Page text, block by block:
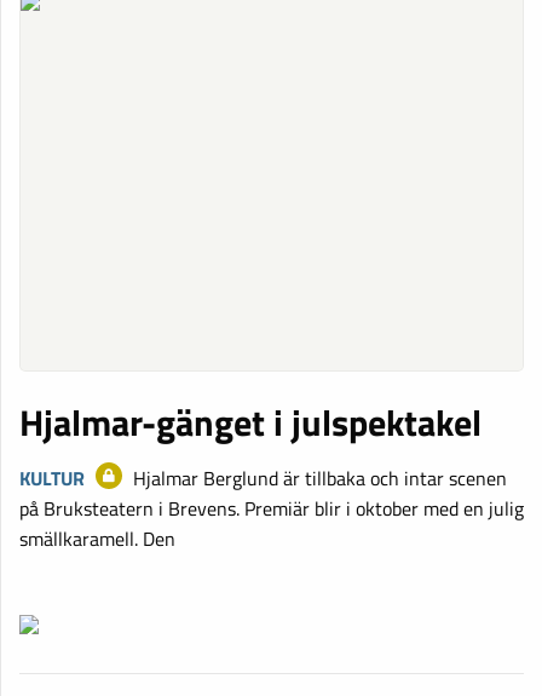
Hjalmar-gänget i julspektakel
KULTUR
Hjalmar Berglund är tillbaka och intar scenen
på Bruksteatern i Brevens. Premiär blir i oktober med en julig
smällkaramell. Den